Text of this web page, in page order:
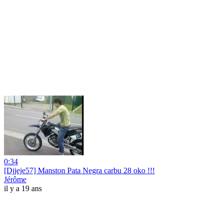
0:34
[Djjeje57] Manston Pata Negra carbu 28 oko !!!
Jérôme
il y a 19 ans